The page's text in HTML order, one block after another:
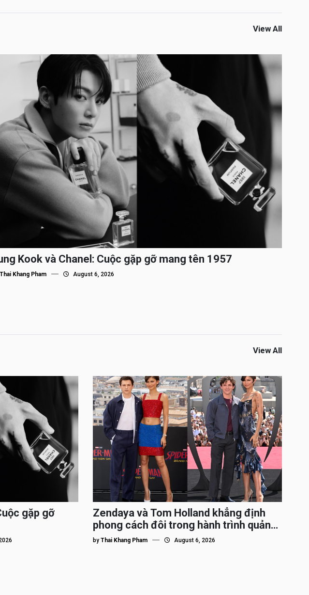
View All
Kook và Chanel: Cuộc gặp gỡ mang tên 1957
Thai Khang Pham August 6, 2026
View All
gặp gỡ
Zendaya và Tom Holland khẳng định
phong cách đôi trong hành trình quảng
bá Spider-Man
byThai Khang Pham August 6, 2026